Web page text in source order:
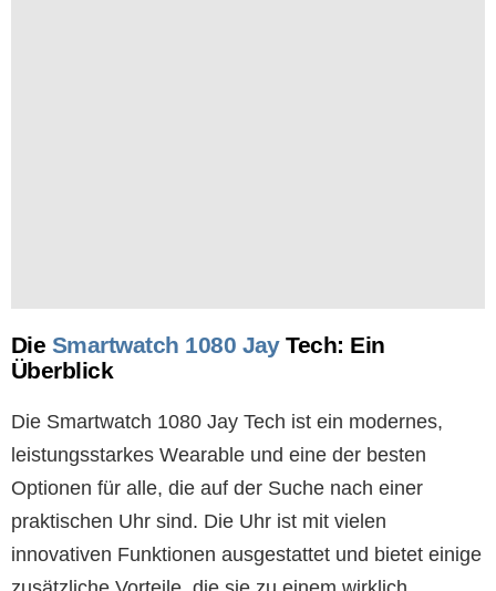
Die Smartwatch 1080 JayTech: Ein
Überblick
Die Smartwatch 1080 Jay Tech ist ein modernes,
leistungsstarkes Wearable und eine der besten
Optionen für alle, die auf der Suche nach einer
praktischen Uhr sind. Die Uhr ist mit vielen
innovativen Funktionen ausgestattet und bietet einige